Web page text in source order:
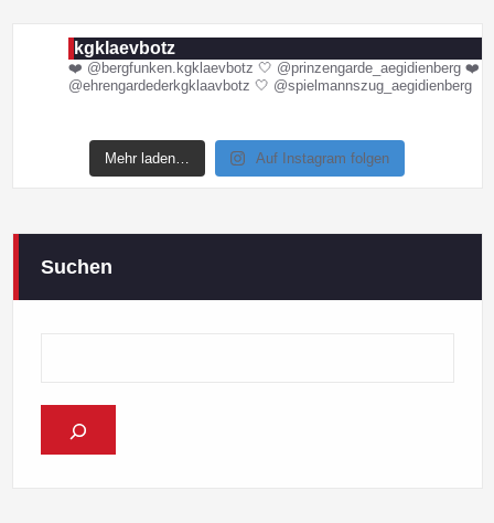
kgklaevbotz
❤️ @bergfunken.kgklaevbotz 🤍 @prinzengarde_aegidienberg ❤️
@ehrengardederkgklaavbotz 🤍 @spielmannszug_aegidienberg
Mehr laden… Auf Instagram folgen
Suchen